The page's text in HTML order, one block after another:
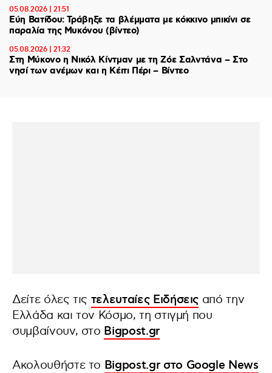
05.08.2026 | 21:51
Εύη Βατίδου: Τράβηξε τα βλέμματα με κόκκινο μπικίνι σε
παραλία της Μυκόνου (βίντεο)
05.08.2026 | 21:32
Στη Μύκονο η Νικόλ Κίντμαν με τη Ζόε Σαλντάνα – Στο
νησί των ανέμων και η Κέιτι Πέρι – Βίντεο
Δείτε όλες τις τελευταίες Ειδήσεις από την
Ελλάδα και τον Κόσμο, τη στιγμή που
συμβαίνουν, στο Bigpost.gr
Ακολουθήστε το Bigpost.gr στο Google News